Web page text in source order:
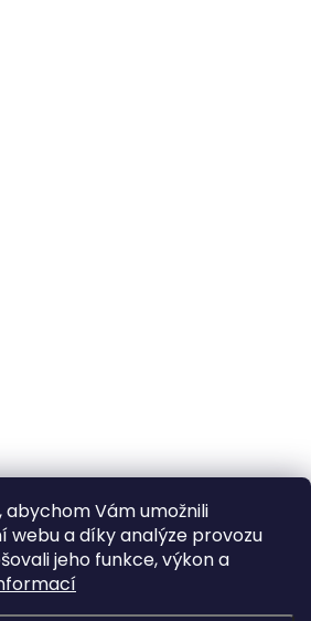
abychom Vám umožnili
webu a díky analýze provozu
jeho funkce, výkon a